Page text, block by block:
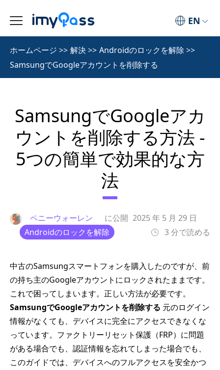
EN
ホームページ >> 解決>> Androidのロックを解除 >>
SamsungでGoogleアカウントを削除する
SamsungでGoogleアカ
ウントを削除する方法 -
5つの簡単で効果的な方
法
ペニーウォーレン に公開 2025 年 5 月 29 日
Androidのロックを解除
3 分で読める
中古のSamsungスマートフォンを購入したのですが、前
の持ち主のGoogleアカウントにロックされたままです。
これで困ってしまいます。正しい方法が必要です。
SamsungでGoogleアカウントを削除する 元のログイン
情報がなくても、デバイスに完全にアクセスできなくな
っています。ファクトリーリセット保護（FRP）に問題
がある場合でも、認証情報を忘れてしまった場合でも、
このガイドでは、デバイスへのフルアクセスを安全かつ